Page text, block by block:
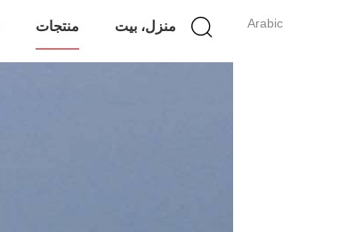
Arabic منزل، بيت منتجات